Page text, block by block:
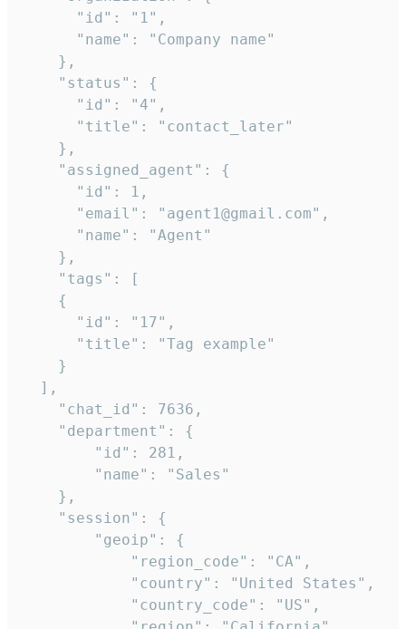
      "id": "1",
      "name": "Company name"
    },
    "status": {
      "id": "4",
      "title": "contact_later"
    },
    "assigned_agent": {
      "id": 1,
      "email": "agent1@gmail.com",
      "name": "Agent"
    },
    "tags": [
    {
      "id": "17",
      "title": "Tag example"
    }
  ],
    "chat_id": 7636,
    "department": {
        "id": 281,
        "name": "Sales"
    },
    "session": {
        "geoip": {
            "region_code": "CA",
            "country": "United States",
            "country_code": "US",